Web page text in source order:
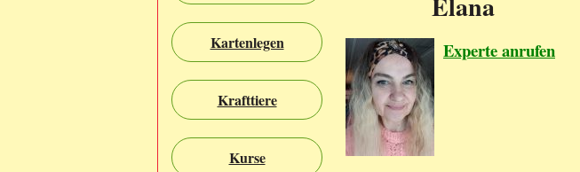
Kartenlegen
Krafttiere
Kurse
Experte anrufen